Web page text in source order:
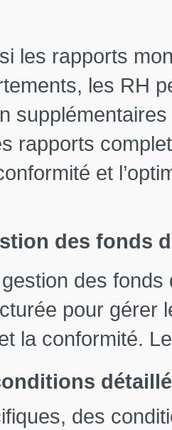
les rapports
les RH
rapports
et
des fonds
des
pour gérer
la conformité.
des